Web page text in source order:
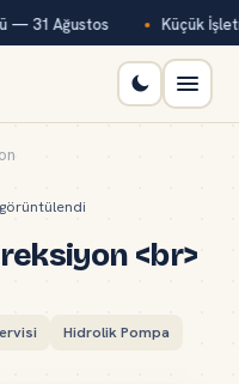
— 31 Ağustos Küçük
<br>
Hidrolik Pompa